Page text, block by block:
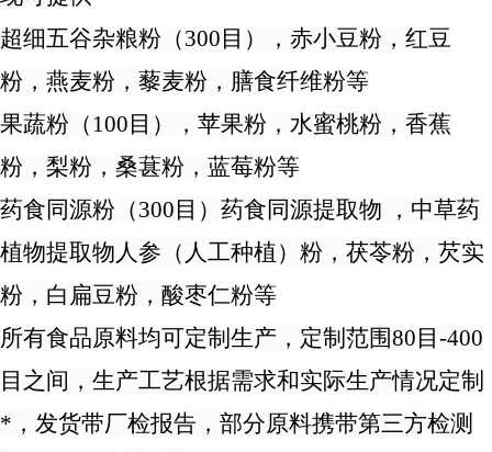
超细五谷杂粮粉（300目），赤小豆粉，红豆
粉，燕麦粉，藜麦粉，膳食纤维粉等
果蔬粉（ 100目），苹果粉，水蜜桃粉，香蕉
粉，梨粉，桑葚粉，蓝莓粉等
药食同源粉（300目） 药食同源提取物 ， 中草药
植物提取物人参（人工种植） 粉 ，茯苓粉，芡实
粉，白扁豆粉， 酸枣仁粉等
所有食品原料均可定制生产，定制范围80目-400
目之间，生产工艺根据需求和实际生产情况定制
*，发货带厂检报告，部分原料携带第三方检测